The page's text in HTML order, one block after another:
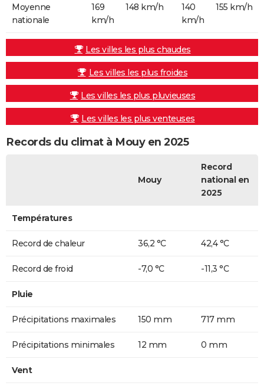
Moyenne
nationale
169
km/h
148 km/h
140
km/h
155 km/h
Les villes les plus chaudes
Les villes les plus froides
Les villes les plus pluvieuses
Les villes les plus venteuses
Records du climat à Mouy en 2025
Mouy
Record
national en
2025
Températures
Record de chaleur 36,2 °C 42,4 °C
Record de froid -7,0 °C -11,3 °C
Pluie
Précipitations maximales 150 mm 717 mm
Précipitations minimales 12 mm 0 mm
Vent